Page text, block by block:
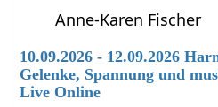
Anne-Karen Fischer
10.09.2026 - 12.09.2026
Gelenke, Spannung und
Live Online